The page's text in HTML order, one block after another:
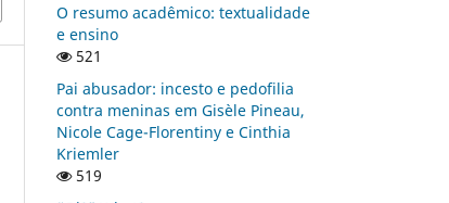
O resumo acadêmico: textualidade
e ensino
521
Pai abusador: incesto e pedofilia
contra meninas em Gisèle Pineau,
Nicole Cage-Florentiny e Cinthia
Kriemler
519